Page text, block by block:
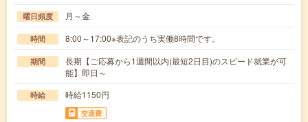
曜日頻度 月～金
時間 8:00～17:00※表記のうち実働8時間です。
期間
長期【ご応募から1週間以内(最短2日目)のスピード就業が可
能】即日～
時給 時給1150円
交通費